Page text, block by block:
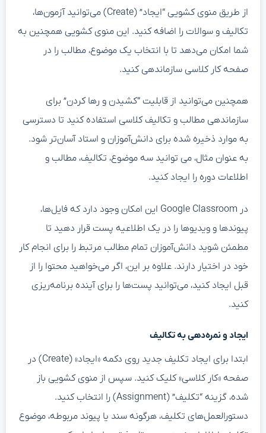
از طریق منوی کشویی “ایجاد” (Create) می‌توانید آزمون‌ها،
تکالیف و سوالات را اضافه کنید. این منوی کشویی همچنین به
شما امکان می‌دهد تا با انتخاب یک موضوع، مطالب را در
صفحه کار کلاسی سازماندهی کنید.
همچنین می‌توانید از قابلیت “کشیدن و رها کردن” برای
سازماندهی مطالب و تکالیف کلاسی استفاده کنید تا دسترسی
به موارد ذخیره شده برای دانش‌آموزان و استاد آسان‌تر شود.
به عنوان مثال، می توانید سه موضوع، تکالیف، مطالب و
اطلاعات دوره را ایجاد کنید.
در Google Classroom این امکان وجود دارد که فایل‌ها،
پیوندها و ویدیوها را در یک اطلاعیه پست قرار دهید تا
مطمئن شوید دانش‌آموزان تمام مطالب مرتبط را برای انجام کار
خود در اختیار دارند. علاوه بر این، اگر می‌خواهید محتوا را از
قبل ایجاد کنید، می‌توانید پست‌ها را برای آینده برنامه‌ریزی
کنید.
ایجاد و نمره‌دهی به تکالیف
ابتدا برای ایجاد تکلیف جدید روی دکمه «ایجاد» (Create) در
صفحه «کار کلاسی» کلیک کنید. سپس از منوی کشویی باز
شده، گزینه “تکلیف” (Assignment) را انتخاب کنید.
دستورالعمل‌های تکلیف، هرگونه سند یا پیوند مربوطه، موضوع